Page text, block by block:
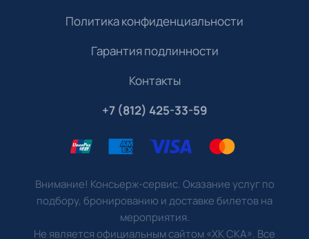
Политика конфиденциальности
Гарантия подлинности
Контакты
+7 (812) 425-33-59
Внимание! Консьерж-сервис. Оказание услуг по
подбору, бронированию и доставке билетов на
мероприятия.
Не является официальным сайтом «ХК СКА». Все